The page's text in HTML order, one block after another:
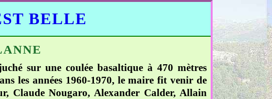
BELLE
sur une coulée basaltique à 470 mètres
les années 1960-1970, le maire fit venir de
Claude Nougaro, Alexander Calder, Allain